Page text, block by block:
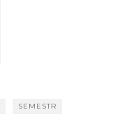
SEMESTR